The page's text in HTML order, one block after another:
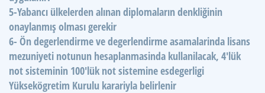
5-Yabancı ülkelerden alınan diplomaların denkliğinin
onaylanmış olması gerekir
6- Ön degerlendirme ve degerlendirme asamalarinda lisans
mezuniyeti notunun hesaplanmasinda kullanilacak, 4'lük
not sisteminin 100'lük not sistemine esdegerligi
Yüksekögretim Kurulu karariyla belirlenir